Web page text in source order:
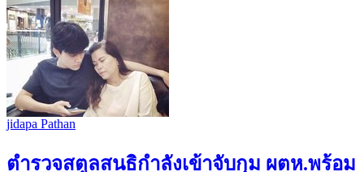
jidapa Pathan
ตำรวจสตูลสนธิกำลังเข้าจับกุม ผตห.พร้อม